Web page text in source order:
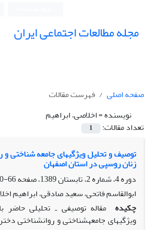
مجله مطالعات اجتماعی ایران
صفحه اصلی
فهرست مقالات
نویسنده =اخلاصی، ابراهیم
تعداد مقالات:
1
توصیف و تحلیل ویژگیهای جامعه شناختی و
زنان روسپی در استان اصفهان
دوره 4، شماره 2، تابستان 1389، صفحه
66-80
ابوالقاسم فاتحی، سعید صادقی، ابراهیم
چکیده مقاله توصیفی ـ تحلیلی
ویژگیهای جامعهشناختی و روانشناختی